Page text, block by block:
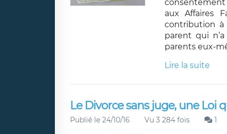
consentement
aux Affaires
contribution à
parent qui
parents eux-
Lire la suite
Le Divorce sans juge, une Loi
Publié le 24/10/16 Vu 3 284 fois 1